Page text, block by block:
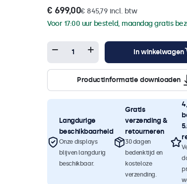
€ 699,00€ 845,79 incl. btw
Voor 17:00 uur besteld, maandag gratis
In winkelwagen
Productinformatie downloaden
Langdurige
beschikbaarheid
Onze displays
blijven langdurig
beschikbaar.
Gratis
verzending &
retourneren
30 dagen
bedenktijd en
kosteloze
verzending.